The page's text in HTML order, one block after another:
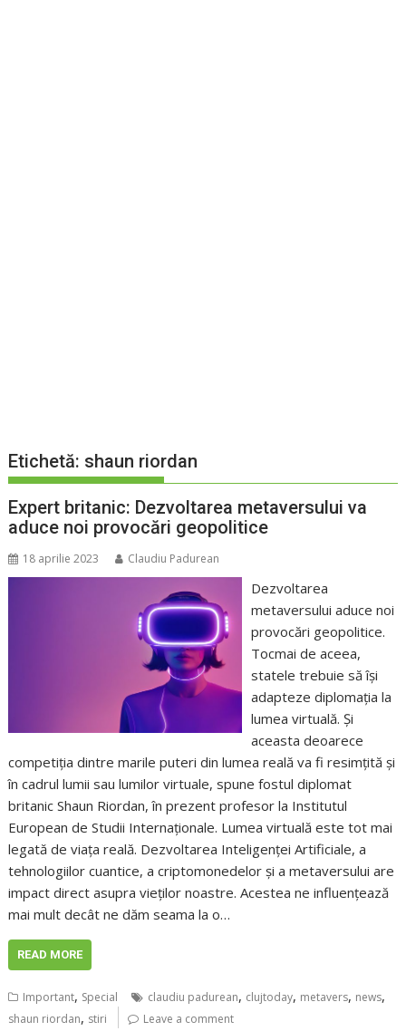
Etichetă: shaun riordan
Expert britanic: Dezvoltarea metaversului va
aduce noi provocări geopolitice
18 aprilie 2023 Claudiu Padurean
Dezvoltarea
metaversului aduce noi
provocări geopolitice.
Tocmai de aceea,
statele trebuie să își
adapteze diplomația la
lumea virtuală. Și
aceasta deoarece
competiția dintre marile puteri din lumea reală va fi resimțită și
în cadrul lumii sau lumilor virtuale, spune fostul diplomat
britanic Shaun Riordan, în prezent profesor la Institutul
European de Studii Internaționale. Lumea virtuală este tot mai
legată de viața reală. Dezvoltarea Inteligenței Artificiale, a
tehnologiilor cuantice, a criptomonedelor și a metaversului are
impact direct asupra vieților noastre. Acestea ne influențează
mai mult decât ne dăm seama la o…
READ MORE
Important, Special claudiu padurean, clujtoday, metavers, news,
shaun riordan, stiri Leave a comment